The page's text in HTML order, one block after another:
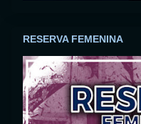
RESERVA FEMENINA